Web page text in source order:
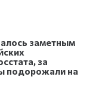
заметным
за
подорожали на